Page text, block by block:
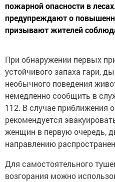
пожарной опасности в
предупреждают о
призывают жителей
При обнаружении первых
устойчивого запаха гари,
необычного поведения
немедленно сообщить в
112. В случае приближения
рекомендуется
женщин в первую очередь,
направлению
Для самостоятельного
возгорания можно